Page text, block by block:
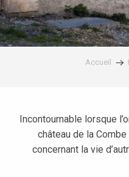
Accueil
Incontournable lorsque
château de la
concernant la vie